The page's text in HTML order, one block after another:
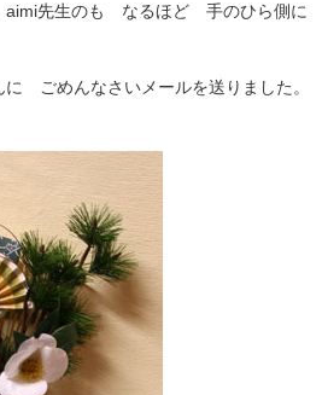
aimi先生のも なるほど 手のひら側に
ごめんなさいメールを送りました。